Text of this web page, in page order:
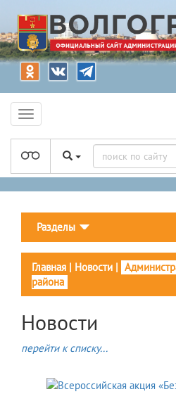
Разделы
Главная | Новости |
района
Новости
перейти к списку...